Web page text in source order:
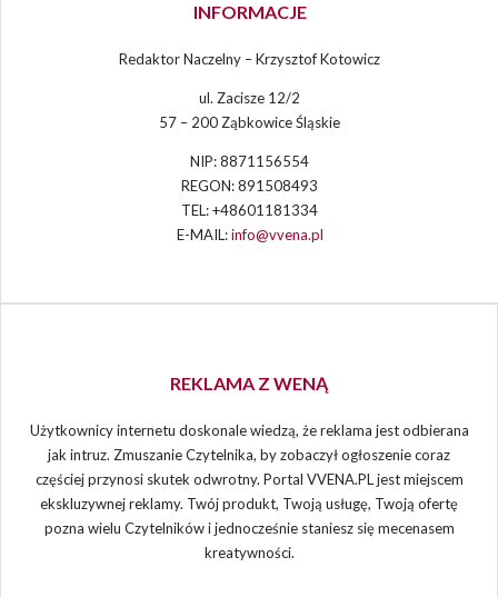
INFORMACJE
Redaktor Naczelny – Krzysztof Kotowicz
ul. Zacisze 12/2
57 – 200 Ząbkowice Śląskie
NIP: 8871156554
REGON: 891508493
TEL: +48601181334
E-MAIL:info@vvena.pl
REKLAMA Z WENĄ
Użytkownicy internetu doskonale wiedzą, że reklama jest odbierana
jak intruz. Zmuszanie Czytelnika, by zobaczył ogłoszenie coraz
częściej przynosi skutek odwrotny. Portal VVENA.PL jest miejscem
ekskluzywnej reklamy. Twój produkt, Twoją usługę, Twoją ofertę
pozna wielu Czytelników i jednocześnie staniesz się mecenasem
kreatywności.